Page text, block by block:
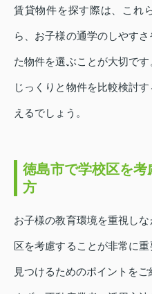
賃貸物件を探す際は、これ
ら、お子様の通学のしやす
た物件を選ぶことが大切で
じっくりと物件を比較検討
えるでしょう。
徳島市で学校区を考
方
お子様の教育環境を重視し
区を考慮することが非常に
見つけるためのポイントをご